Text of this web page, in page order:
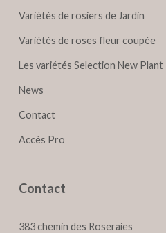
Variétés de rosiers de Jardin
Variétés de roses fleur coupée
Les variétés Selection New Plant
News
Contact
Accès Pro
Contact
383 chemin des Roseraies